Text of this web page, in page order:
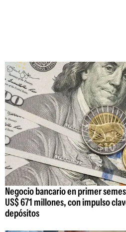
Negocio bancario en primer
US$ 671 millones, con impulso
depósitos